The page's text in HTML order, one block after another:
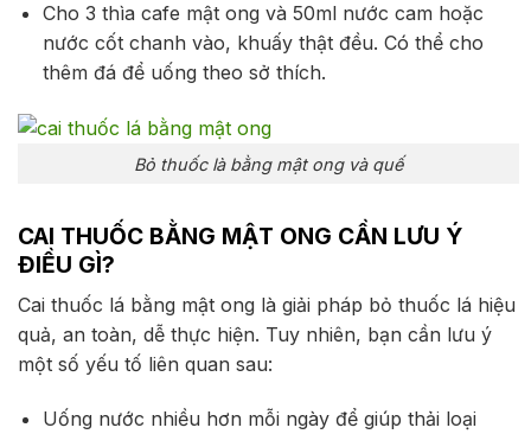
Cho 3 thìa cafe mật ong và 50ml nước cam hoặc
nước cốt chanh vào, khuấy thật đều. Có thể cho
thêm đá để uống theo sở thích.
Bỏ thuốc là bằng mật ong và quế
CAI THUỐC BẰNG MẬT ONG CẦN LƯU Ý
ĐIỀU GÌ?
Cai thuốc lá bằng mật ong là giải pháp bỏ thuốc lá hiệu
quả, an toàn, dễ thực hiện. Tuy nhiên, bạn cần lưu ý
một số yếu tố liên quan sau:
Uống nước nhiều hơn mỗi ngày để giúp thải loại